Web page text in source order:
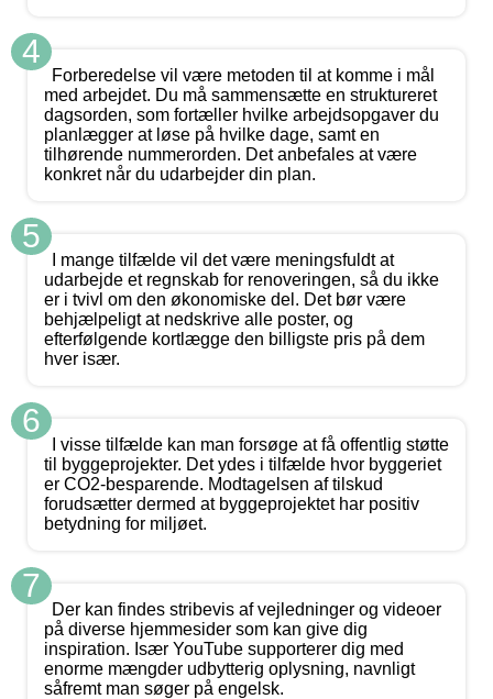
4
Forberedelse vil være metoden til at komme i mål
med arbejdet. Du må sammensætte en struktureret
dagsorden, som fortæller hvilke arbejdsopgaver du
planlægger at løse på hvilke dage, samt en
tilhørende nummerorden. Det anbefales at være
konkret når du udarbejder din plan.
5
I mange tilfælde vil det være meningsfuldt at
udarbejde et regnskab for renoveringen, så du ikke
er i tvivl om den økonomiske del. Det bør være
behjælpeligt at nedskrive alle poster, og
efterfølgende kortlægge den billigste pris på dem
hver især.
6
I visse tilfælde kan man forsøge at få offentlig støtte
til byggeprojekter. Det ydes i tilfælde hvor byggeriet
er CO2-besparende. Modtagelsen af tilskud
forudsætter dermed at byggeprojektet har positiv
betydning for miljøet.
7
Der kan findes stribevis af vejledninger og videoer
på diverse hjemmesider som kan give dig
inspiration. Især YouTube supporterer dig med
enorme mængder udbytterig oplysning, navnligt
såfremt man søger på engelsk.